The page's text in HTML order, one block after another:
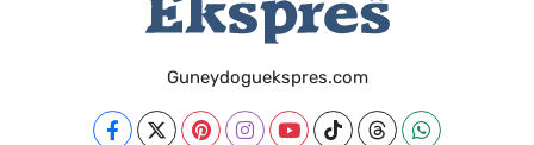
Guneydoguekspres.com